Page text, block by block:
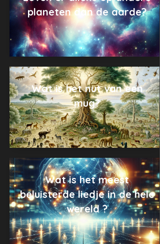
planeten dan de aarde?
Wat is het nut van een
mug?
Wat is het meest
beluisterde liedje in de hele
wereld ?